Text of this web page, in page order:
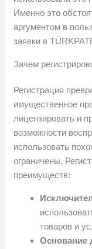
Именно это
аргументом в
заявки в
Зачем
Регистрация
имущественное
лицензировать и
возможности
использовать
ограничены.
преимуществ:
товаров и
Основание